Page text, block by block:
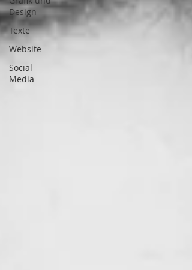
Design
Texte
Website
Social
Media